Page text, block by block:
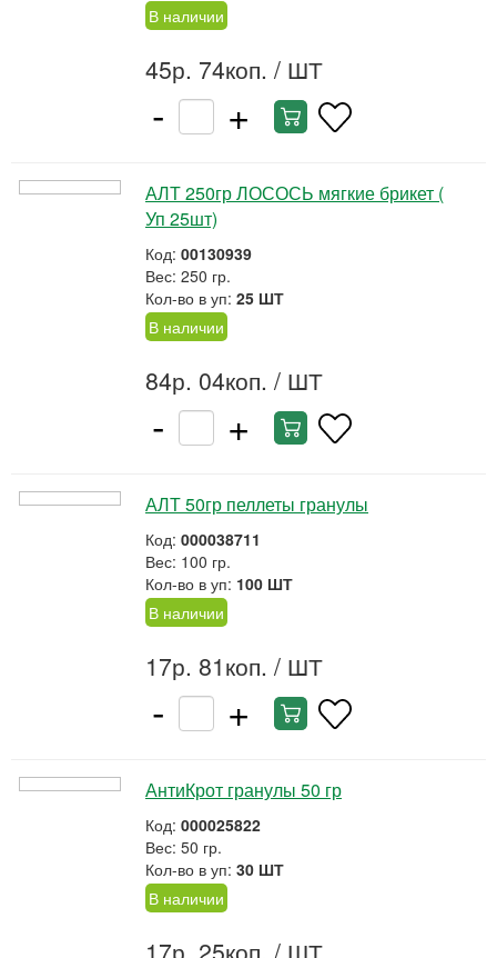
В наличии
45р. 74коп. / ШТ
- +
АЛТ 250гр ЛОСОСЬ мягкие брикет (
Уп 25шт)
Код: 00130939
Вес: 250 гр.
Кол-во в уп: 25 ШТ
В наличии
84р. 04коп. / ШТ
- +
АЛТ 50гр пеллеты гранулы
Код: 000038711
Вес: 100 гр.
Кол-во в уп: 100 ШТ
В наличии
17р. 81коп. / ШТ
- +
АнтиКрот гранулы 50 гр
Код: 000025822
Вес: 50 гр.
Кол-во в уп: 30 ШТ
В наличии
17р. 25коп. / ШТ